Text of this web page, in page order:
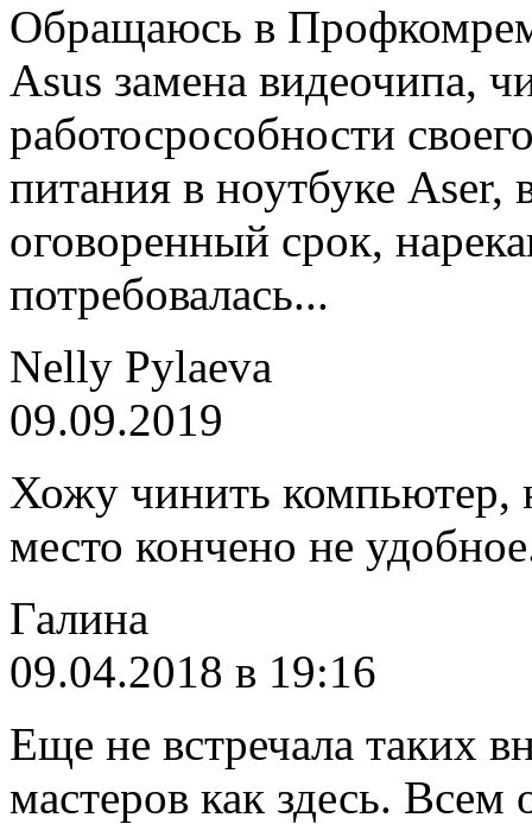
Обращаюсь в
Asus замена видеочипа,
работосрособности
питания в ноутбуке Aser,
оговоренный срок,
потребовалась...
Nelly Pylaeva
09.09.2019
Хожу чинить компьютер,
место кончено не
Галина
09.04.2018 в 19:16
Еще не встречала таких
мастеров как здесь.